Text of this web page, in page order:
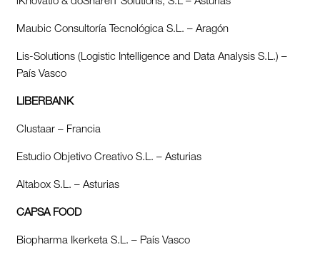
Maubic Consultoría Tecnológica S.L. – Aragón
Lis-Solutions (Logistic Intelligence and Data Analysis S.L.) –
País Vasco
LIBERBANK
Clustaar – Francia
Estudio Objetivo Creativo S.L. – Asturias
Altabox S.L. – Asturias
CAPSA FOOD
Biopharma Ikerketa S.L. – País Vasco